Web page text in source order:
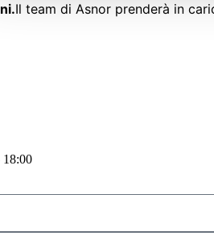
Il team di Asnor prenderà in
18:00